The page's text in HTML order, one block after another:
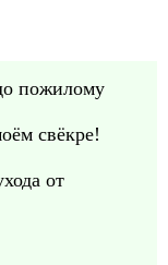
пожилому
свёкре!
от